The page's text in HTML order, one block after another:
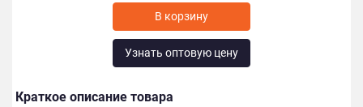
Узнать оптовую цену
Краткое описание товара